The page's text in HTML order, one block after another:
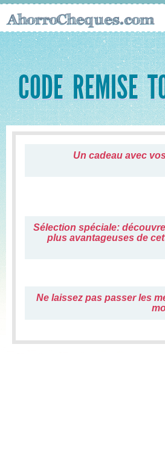
CODE REMISE
Un cadeau avec
Sélection spéciale:
plus avantageuses de
Ne laissez pas passer les